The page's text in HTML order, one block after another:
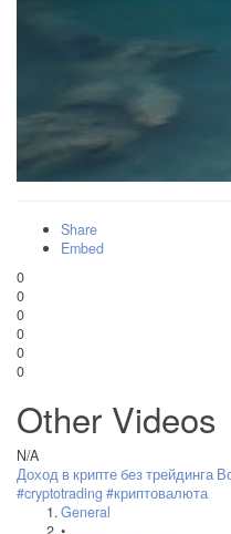
Share
Embed
0
0
0
0
0
0
Other Videos
N/A
Доход в крипте без трейдинга
#cryptotrading #криптовалюта
General